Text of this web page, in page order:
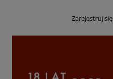
Zarejestruj się